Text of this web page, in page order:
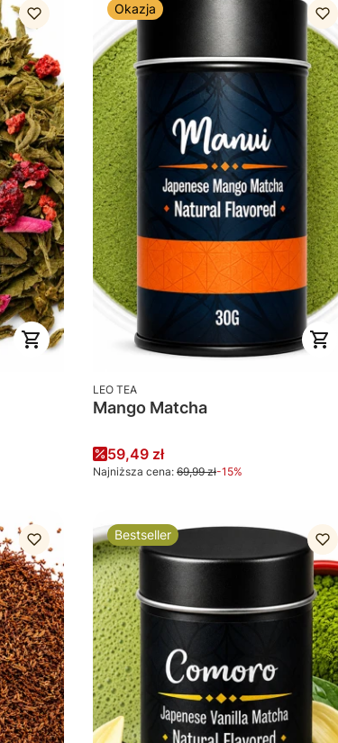
Okazja
PRODUCENT
LEO TEA
Mango Matcha
Cena promocyjna
59,49 zł
Najniższa cena: 69,99 zł-15%
Bestseller